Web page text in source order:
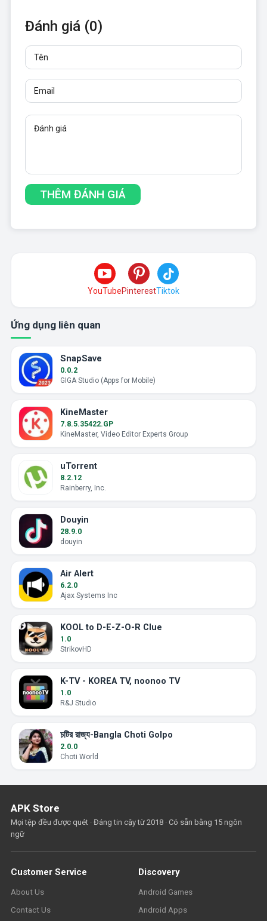
Đánh giá (0)
Tên
Email
Đánh giá
Ít nhất 10 ký tự. Không được chèn liên kết.
YouTubePinterestTiktok
Ứng dụng liên quan
SnapSave
0.0.2
GIGA Studio (Apps for Mobile)
KineMaster
7.8.5.35422.GP
KineMaster, Video Editor Experts Group
uTorrent
8.2.12
Rainberry, Inc.
Douyin
28.9.0
douyin
Air Alert
6.2.0
Ajax Systems Inc
KOOL to D-E-Z-O-R Clue
1.0
StrikovHD
K-TV - KOREA TV, noonoo TV
1.0
R&J Studio
চটির রাজ্য-Bangla Choti Golpo
2.0.0
Choti World
APK Store
Mọi tệp đều được quét · Đáng tin cậy từ 2018 · Có sẵn bằng 15 ngôn
ngữ
Customer Service
About Us
Contact Us
Discovery
Android Games
Android Apps